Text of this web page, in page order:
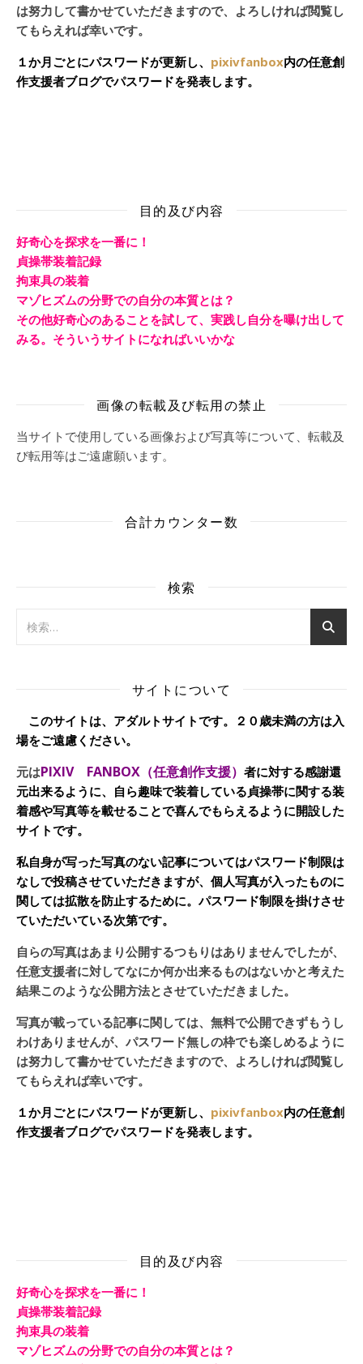
は努力して書かせていただきますので、よろしければ閲覧し
てもらえれば幸いです。
１か月ごとにパスワードが更新し、 pixivfanbox内の任意創
作支援者ブログでパスワードを発表します。
目的及び内容
好奇心を探求を一番に！
貞操帯装着記録
拘束具の装着
マゾヒズムの分野での自分の本質とは？
その他好奇心のあることを試して、実践し自分を曝け出して
みる。そういうサイトになればいいかな
画像の転載及び転用の禁止
当サイトで使用している画像および写真等について、転載及
び転用等はご遠慮願います。
合計カウンター数
検索
サイトについて
このサイトは、アダルトサイトです。２０歳未満の方は入
場をご遠慮ください。
元はPIXIV FANBOX（任意創作支援） 者に対する感謝還
元出来るように、自ら趣味で装着している貞操帯に関する装
着感や写真等を載せることで喜んでもらえるように開設した
サイトです。
私自身が写った写真のない記事についてはパスワード制限は
なしで投稿させていただきますが、個人写真が入ったものに
関しては拡散を防止するために。パスワード制限を掛けさせ
ていただいている次第です。
自らの写真はあまり公開するつもりはありませんでしたが、
任意支援者に対してなにか何か出来るものはないかと考えた
結果このような公開方法とさせていただきました。
写真が載っている記事に関しては、無料で公開できずもうし
わけありませんが、パスワード無しの枠でも楽しめるように
は努力して書かせていただきますので、よろしければ閲覧し
てもらえれば幸いです。
１か月ごとにパスワードが更新し、 pixivfanbox内の任意創
作支援者ブログでパスワードを発表します。
目的及び内容
好奇心を探求を一番に！
貞操帯装着記録
拘束具の装着
マゾヒズムの分野での自分の本質とは？